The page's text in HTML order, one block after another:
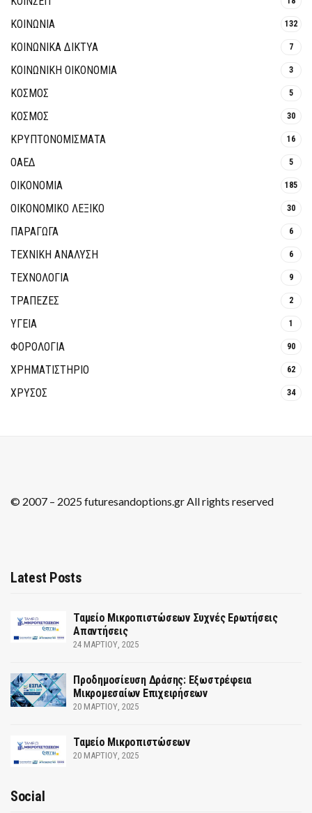
ΚΟΙΝΩΝΙΑ 132
ΚΟΙΝΩΝΙΚΆ ΔΊΚΤΥΑ 7
ΚΟΙΝΩΝΙΚΉ ΟΙΚΟΝΟΜΊΑ 3
ΚΟΣΜΟΣ 5
ΚΟΣΜΟΣ 30
ΚΡΥΠΤΟΝΟΜΊΣΜΑΤΑ 16
ΟΑΕΔ 5
ΟΙΚΟΝΟΜΙΑ 185
ΟΙΚΟΝΟΜΙΚΟ ΛΕΞΙΚΟ 30
ΠΑΡΑΓΩΓΑ 6
ΤΕΧΝΙΚΗ ΑΝΑΛΥΣΗ 6
ΤΕΧΝΟΛΟΓΙΑ 9
ΤΡΆΠΕΖΕΣ 2
ΥΓΕΙΑ 1
ΦΟΡΟΛΟΓΙΑ 90
ΧΡΗΜΑΤΙΣΤΗΡΙΟ 62
ΧΡΥΣΟΣ 34
© 2007 – 2025 futuresandoptions.gr All rights reserved
Latest Posts
Ταμείο Μικροπιστώσεων Συχνές Ερωτήσεις
Απαντήσεις
24 ΜΑΡΤΊΟΥ, 2025
Προδημοσίευση Δράσης: Εξωστρέφεια
Μικρομεσαίων Επιχειρήσεων
20 ΜΑΡΤΊΟΥ, 2025
Ταμείο Μικροπιστώσεων
20 ΜΑΡΤΊΟΥ, 2025
Social